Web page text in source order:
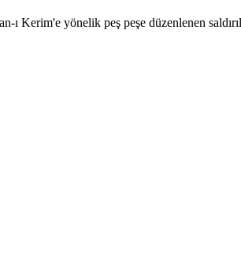
ı Kerim'e yönelik peş peşe düzenlenen